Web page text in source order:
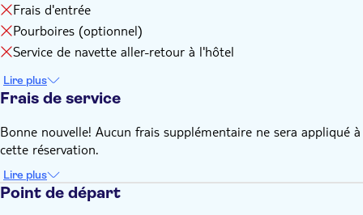
Frais d'entrée
Pourboires (optionnel)
Service de navette aller-retour à l'hôtel
Lire plus
Frais de service
Bonne nouvelle! Aucun frais supplémentaire ne sera appliqué à
cette réservation.
Lire plus
Point de départ